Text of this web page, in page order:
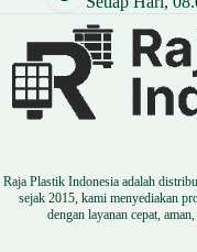
Raja Plastik Indonesia adalah
sejak 2015, kami menyediakan
dengan layanan cepat,